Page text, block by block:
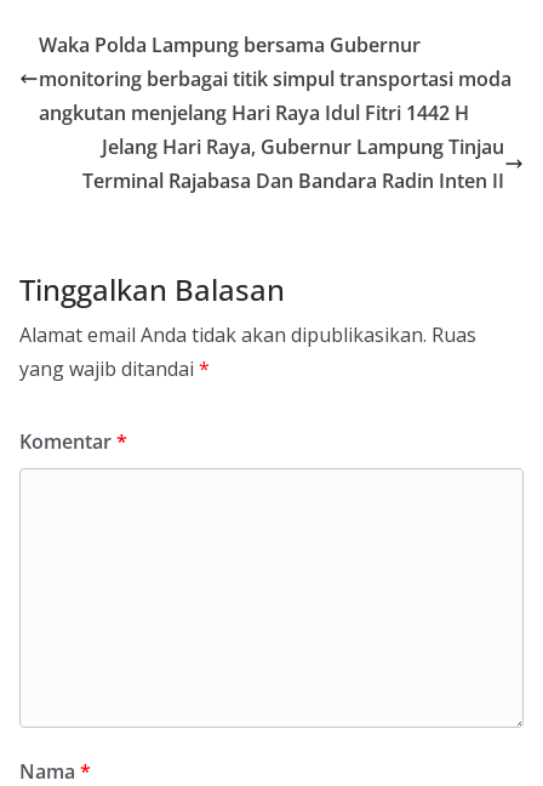
Waka Polda Lampung bersama Gubernur
monitoring berbagai titik simpul transportasi moda
angkutan menjelang Hari Raya Idul Fitri 1442 H
Jelang Hari Raya, Gubernur Lampung Tinjau
Terminal Rajabasa Dan Bandara Radin Inten II
Tinggalkan Balasan
Alamat email Anda tidak akan dipublikasikan. Ruas
yang wajib ditandai *
Komentar*
Nama *